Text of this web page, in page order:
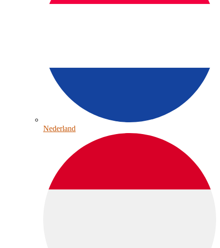
Nederland